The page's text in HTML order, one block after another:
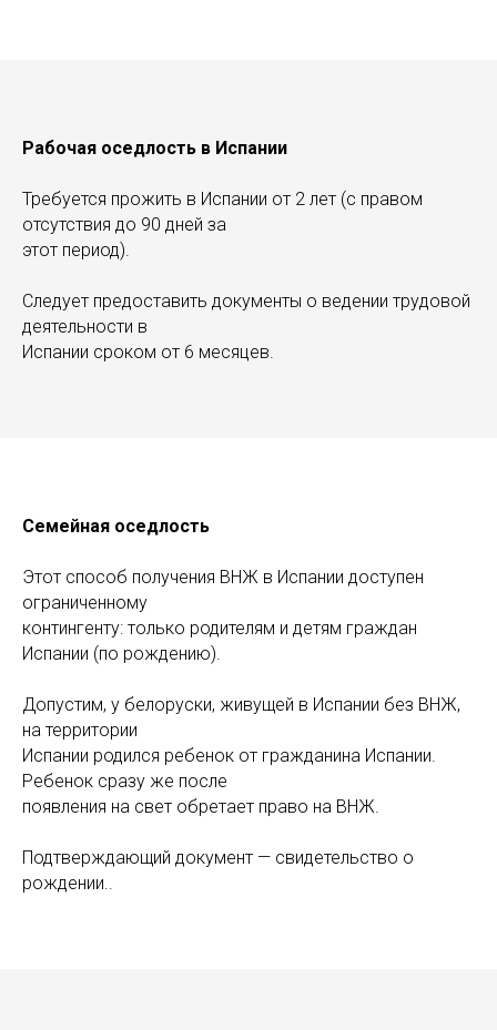
Рабочая оседлость в Испании
Требуется прожить в Испании от 2 лет (с правом
отсутствия до 90 дней за
этот период).
Следует предоставить документы о ведении трудовой
деятельности в
Испании сроком от 6 месяцев.
Семейная оседлость
Этот способ получения ВНЖ в Испании доступен
ограниченному
контингенту: только родителям и детям граждан
Испании (по рождению).
Допустим, у белоруски, живущей в Испании без ВНЖ,
на территории
Испании родился ребенок от гражданина Испании.
Ребенок сразу же после
появления на свет обретает право на ВНЖ.
Подтверждающий документ — свидетельство о
рождении..